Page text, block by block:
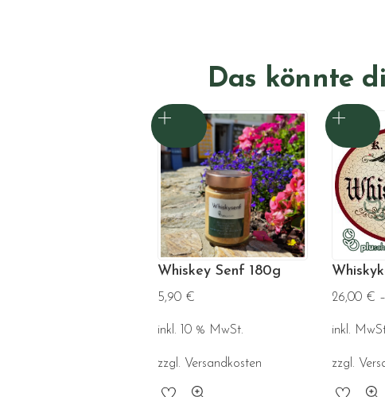
Das könnte
Whiskey Senf 180g
5,90 €
inkl. 10 % MwSt.
zzgl. Versandkosten
26,00 € –
inkl.
zzgl.
Dieses